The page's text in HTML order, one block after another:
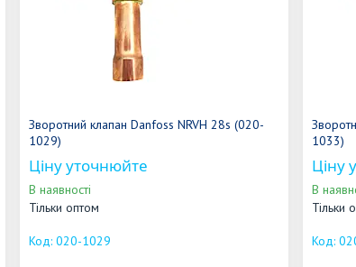
Зворотний клапан Danfoss NRVH 28s (020-
1029)
Ціну уточнюйте
В наявності
Тільки оптом
020-1029
1033)
Ціну
В
Тільки